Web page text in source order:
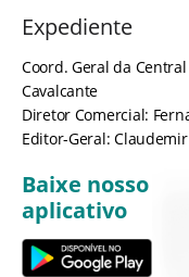
Expediente
Coord. Geral da
Cavalcante
Diretor Comercial:
Editor-Geral:
Baixe nosso
aplicativo